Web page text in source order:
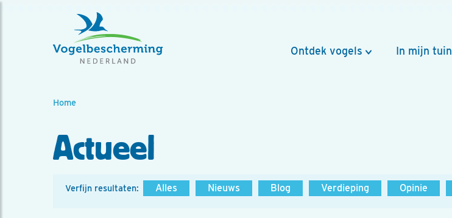
Ontdek vogels In mijn tuin
Home
Actueel
Verfijn resultaten: Alles Nieuws Blog Verdieping Opinie